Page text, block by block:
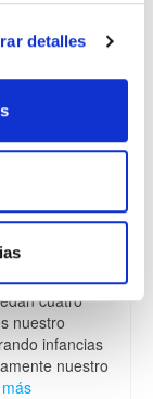
detalles
27
cuatro
nuestro
infancias
nuestro